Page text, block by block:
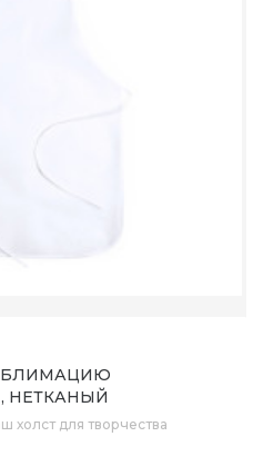
НЕТКАНЫЙ
М2
холст для творчества